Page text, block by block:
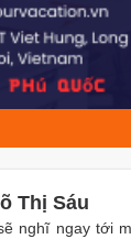
Thị Sáu
nghĩ ngay tới